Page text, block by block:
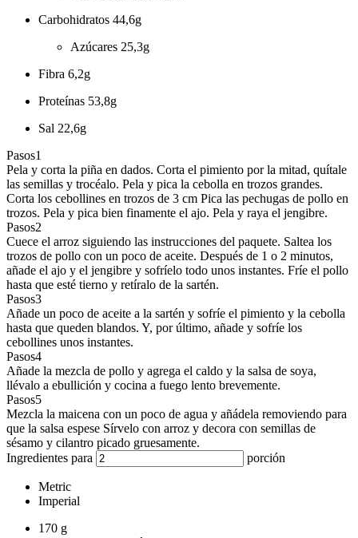
Carbohidratos 44,6g
Azúcares 25,3g
Fibra 6,2g
Proteínas 53,8g
Sal 22,6g
Pasos1
Pela y corta la piña en dados. Corta el pimiento por la mitad, quítale
las semillas y trocéalo. Pela y pica la cebolla en trozos grandes.
Corta los cebollines en trozos de 3 cm Pica las pechugas de pollo en
trozos. Pela y pica bien finamente el ajo. Pela y raya el jengibre.
Pasos2
Cuece el arroz siguiendo las instrucciones del paquete. Saltea los
trozos de pollo con un poco de aceite. Después de 1 o 2 minutos,
añade el ajo y el jengibre y sofríelo todo unos instantes. Fríe el pollo
hasta que esté tierno y retíralo de la sartén.
Pasos3
Añade un poco de aceite a la sartén y sofríe el pimiento y la cebolla
hasta que queden blandos. Y, por último, añade y sofríe los
cebollines unos instantes.
Pasos4
Añade la mezcla de pollo y agrega el caldo y la salsa de soya,
llévalo a ebullición y cocina a fuego lento brevemente.
Pasos5
Mezcla la maicena con un poco de agua y añádela removiendo para
que la salsa espese Sírvelo con arroz y decora con semillas de
sésamo y cilantro picado gruesamente.
Ingredientes para
porción
Metric
Imperial
170 g